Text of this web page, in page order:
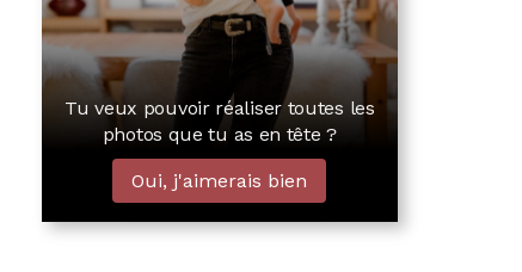
Tu veux pouvoir réaliser toutes les
photos que tu as en tête ?
Oui, j'aimerais bien